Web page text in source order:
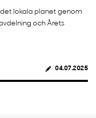
lokala planet genom
och Årets
04.07.2025